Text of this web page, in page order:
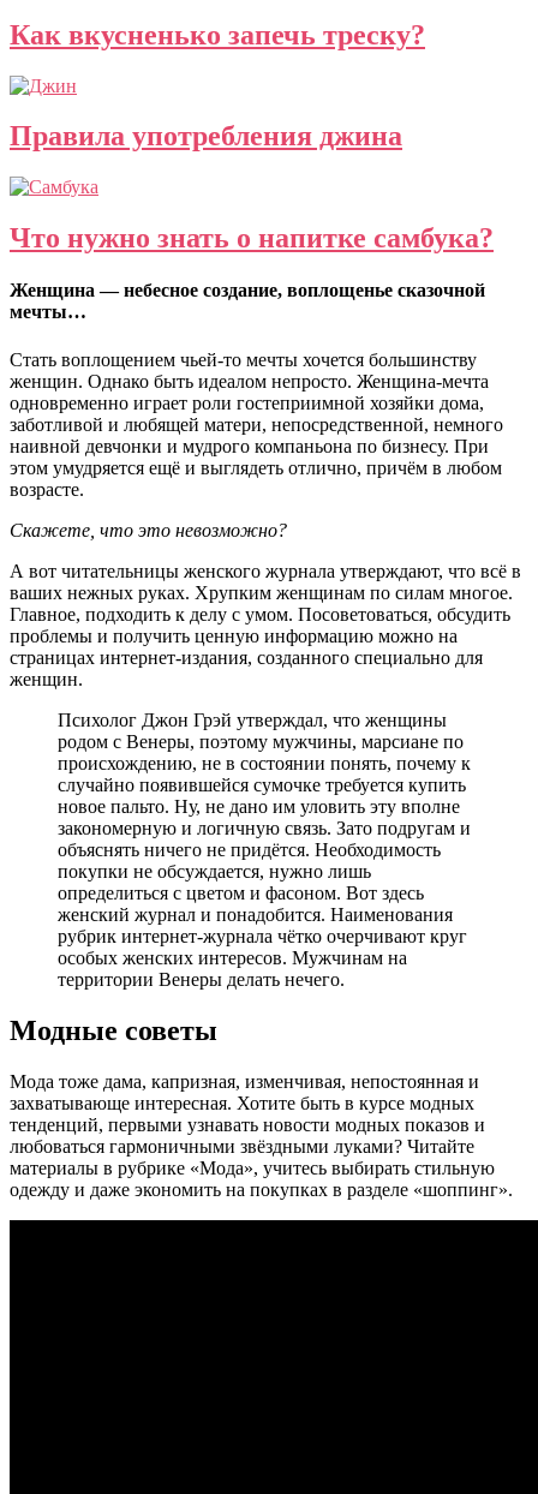
Как вкусненько запечь треску?
Правила употребления джина
Что нужно знать о напитке самбука?
Женщина — небесное создание, воплощенье сказочной
мечты…
Стать воплощением чьей-то мечты хочется большинству
женщин. Однако быть идеалом непросто. Женщина-мечта
одновременно играет роли гостеприимной хозяйки дома,
заботливой и любящей матери, непосредственной, немного
наивной девчонки и мудрого компаньона по бизнесу. При
этом умудряется ещё и выглядеть отлично, причём в любом
возрасте.
Скажете, что это невозможно?
А вот читательницы женского журнала утверждают, что всё в
ваших нежных руках. Хрупким женщинам по силам многое.
Главное, подходить к делу с умом. Посоветоваться, обсудить
проблемы и получить ценную информацию можно на
страницах интернет-издания, созданного специально для
женщин.
Психолог Джон Грэй утверждал, что женщины
родом с Венеры, поэтому мужчины, марсиане по
происхождению, не в состоянии понять, почему к
случайно появившейся сумочке требуется купить
новое пальто. Ну, не дано им уловить эту вполне
закономерную и логичную связь. Зато подругам и
объяснять ничего не придётся. Необходимость
покупки не обсуждается, нужно лишь
определиться с цветом и фасоном. Вот здесь
женский журнал и понадобится. Наименования
рубрик интернет-журнала чётко очерчивают круг
особых женских интересов. Мужчинам на
территории Венеры делать нечего.
Модные советы
Мода тоже дама, капризная, изменчивая, непостоянная и
захватывающе интересная. Хотите быть в курсе модных
тенденций, первыми узнавать новости модных показов и
любоваться гармоничными звёздными луками? Читайте
материалы в рубрике «Мода», учитесь выбирать стильную
одежду и даже экономить на покупках в разделе «шоппинг».